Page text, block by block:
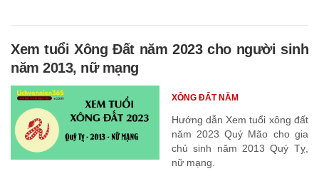
Xem tuổi Xông Đất năm 2023 cho người sinh
năm 2013, nữ mạng
Hướng dẫn Xem tuổi xông đất
năm 2023 Quý Mão cho gia
chủ sinh năm 2013 Quý Tỵ,
nữ mạng.
XÔNG ĐẤT NĂM